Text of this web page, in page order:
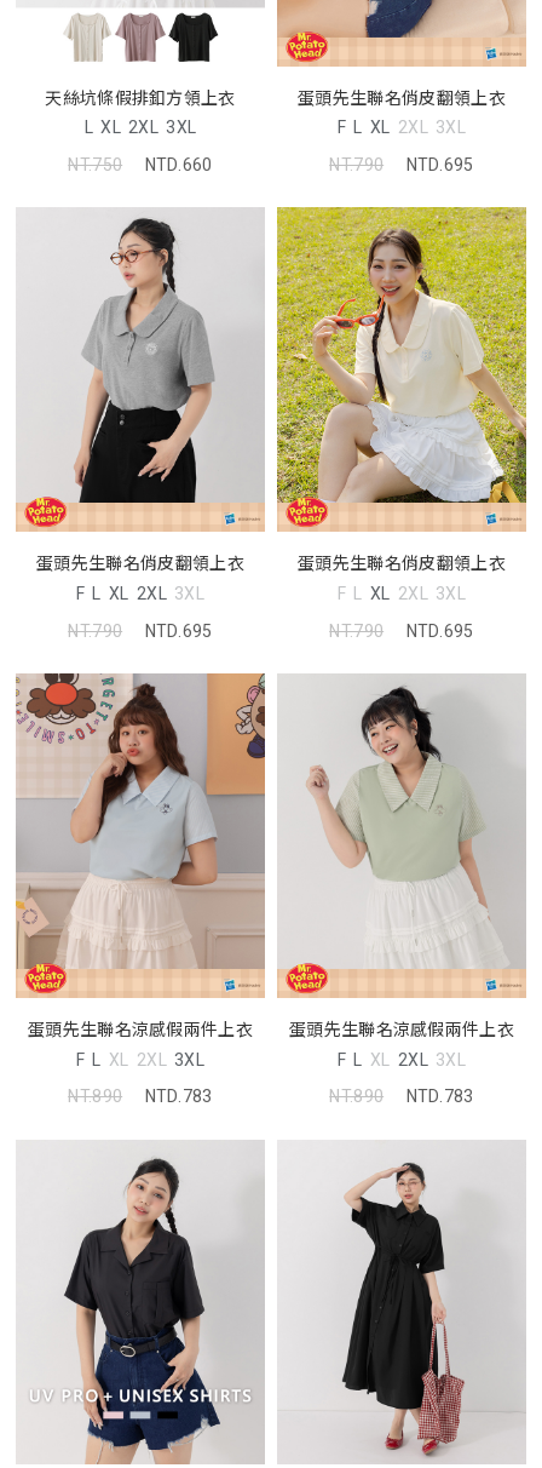
天絲坑條假排釦方領上衣
L XL 2XL 3XL
NT.750
NTD.660
蛋頭先生聯名俏皮翻領上衣
F L XL 2XL 3XL
NT.790
NTD.695
蛋頭先生聯名俏皮翻領上衣
F L XL 2XL 3XL
NT.790
NTD.695
蛋頭先生聯名俏皮翻領上衣
F L XL 2XL 3XL
NT.790
NTD.695
蛋頭先生聯名涼感假兩件上衣
F L XL 2XL 3XL
NT.890
NTD.783
蛋頭先生聯名涼感假兩件上衣
F L XL 2XL 3XL
NT.890
NTD.783